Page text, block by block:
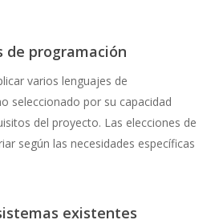
de programación
varios lenguajes de
seleccionado por su capacidad
del proyecto. Las elecciones de
según las necesidades específicas
existentes